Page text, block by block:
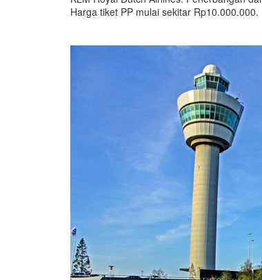
Harga tiket PP mulai sekitar Rp10.000.000.